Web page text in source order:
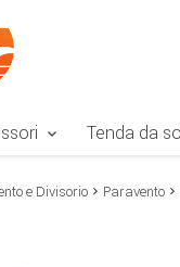
Tenda da
e Divisorio Paravento